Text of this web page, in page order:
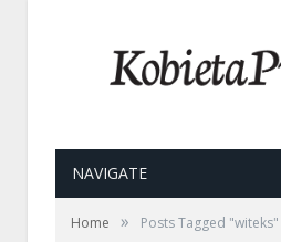
NAVIGATE
Home » Posts Tagged "witeks"